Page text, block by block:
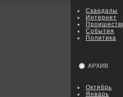
Скандалы
Интернет
События
Политика
АРХИВ
Октябрь
Январь